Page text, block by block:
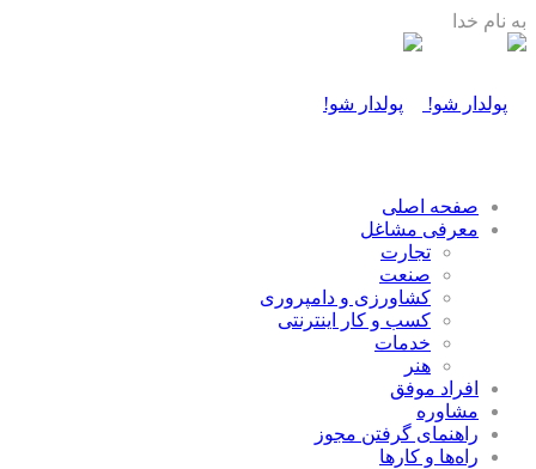
به نام خدا
صفحه اصلی
معرفی مشاغل
تجارت
صنعت
كشاورزی و دامپروری
كسب و كار اينترنتی
خدمات
هنر
افراد موفق
مشاوره
راهنمای گرفتن مجوز
راه‌ها و كارها